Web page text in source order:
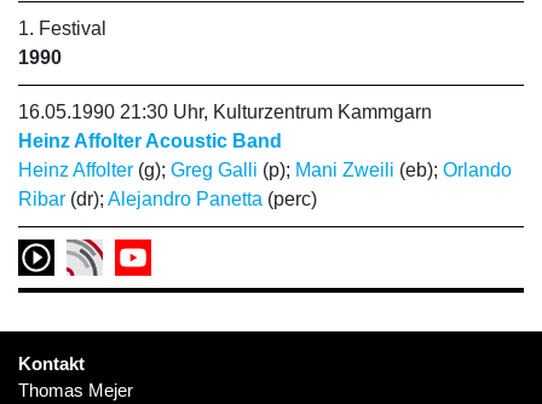
1. Festival
1990
16.05.1990 21:30 Uhr, Kulturzentrum Kammgarn
Heinz Affolter Acoustic Band
Heinz Affolter (g); Greg Galli (p); Mani Zweili (eb); Orlando
Ribar (dr); Alejandro Panetta (perc)
Kontakt
Thomas Mejer